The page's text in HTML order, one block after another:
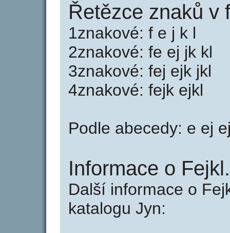
Řetězce znaků v
1znakové: f e j k l
2znakové: fe ej jk kl
3znakové: fej ejk jkl
4znakové: fejk ejkl
Podle abecedy: e ej
Informace o
Další informace o
katalogu Jyn: